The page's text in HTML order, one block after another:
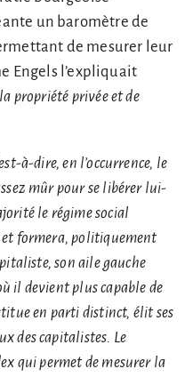
un baromètre de
de mesurer leur
Engels l’expliquait
propriété privée et de
à-dire, en l’occurrence, le
mûr pour se libérer lui-
le régime social
et formera, politiquement
son aile gauche
il devient plus capable de
en parti distinct, élit ses
des capitalistes. Le
qui permet de mesurer la